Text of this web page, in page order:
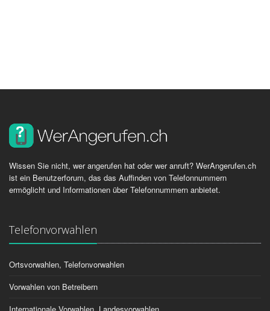
Wissen Sie nicht, wer angerufen hat oder wer anruft? WerAngerufen.ch
ist ein Benutzerforum, das das Auffinden von Telefonnummern
ermöglicht und Informationen über Telefonnummern anbietet.
Telefonvorwahlen
Ortsvorwahlen, Telefonvorwahlen
Vorwahlen von Betreibern